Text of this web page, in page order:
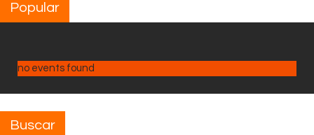
Popular
no events found
Buscar